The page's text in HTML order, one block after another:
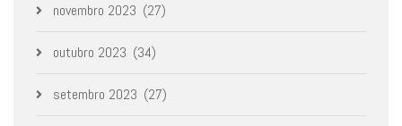
novembro 2023 (27)
outubro 2023 (34)
setembro 2023 (27)